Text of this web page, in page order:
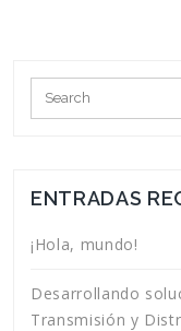
ENTRADAS
¡Hola, mundo!
Desarrollando
Transmisión y